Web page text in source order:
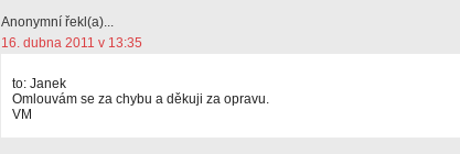
Anonymní řekl(a)...
16. dubna 2011 v 13:35
to: Janek
Omlouvám se za chybu a děkuji za opravu.
VM